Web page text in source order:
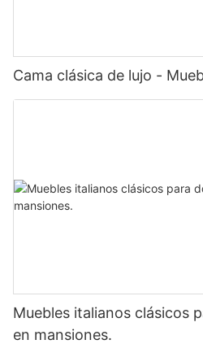
Cama clásica de lujo -
Muebles italianos clásicos
en mansiones.